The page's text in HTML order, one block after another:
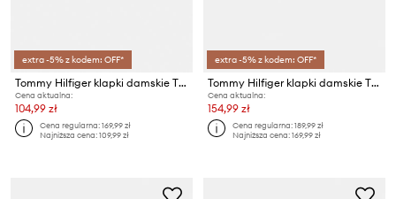
extra -5% z kodem: OFF*
Tommy Hilfiger klapki damskie TH SCRIPT POOL SLIDE
Cena aktualna:
104,99 zł
Cena regularna:169,99 zł
Najniższa cena:109,99 zł
extra -5% z kodem: OFF*
Tommy Hilfiger klapki damskie TH MONOGRAM POOL SLIDE
Cena aktualna:
154,99 zł
Cena regularna:189,99 zł
Najniższa cena:169,99 zł